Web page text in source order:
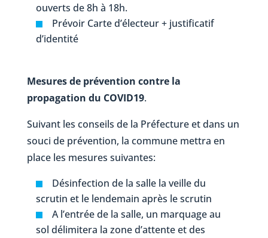
ouverts de 8h à 18h.
Prévoir Carte d’électeur + justificatif
d’identité
Mesures de prévention contre la
propagation du COVID19.
Suivant les conseils de la Préfecture et dans un
souci de prévention, la commune mettra en
place les mesures suivantes:
Désinfection de la salle la veille du
scrutin et le lendemain après le scrutin
A l’entrée de la salle, un marquage au
sol délimitera la zone d’attente et des